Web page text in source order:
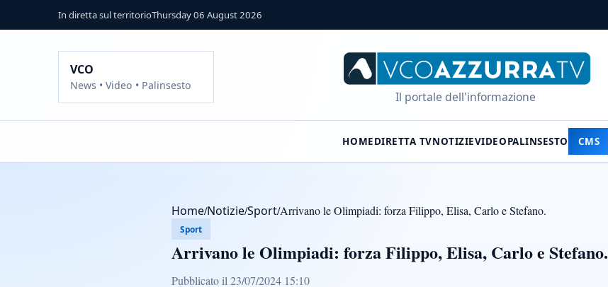
In diretta sul territorioThursday 06 August 2026
VCO
News • Video • Palinsesto
Il portale dell'informazione
HOMEDIRETTA TVNOTIZIEVIDEOPALINSESTO CMS
Home/Notizie/Sport/Arrivano le Olimpiadi: forza Filippo, Elisa, Carlo e Stefano.
Sport
Arrivano le Olimpiadi: forza Filippo, Elisa, Carlo e Stefano.
Pubblicato il 23/07/2024 15:10